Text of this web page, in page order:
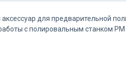
для предварительной
с полировальным станком PM